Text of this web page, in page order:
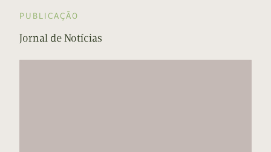
PUBLICAÇÃO
Jornal de Notícias